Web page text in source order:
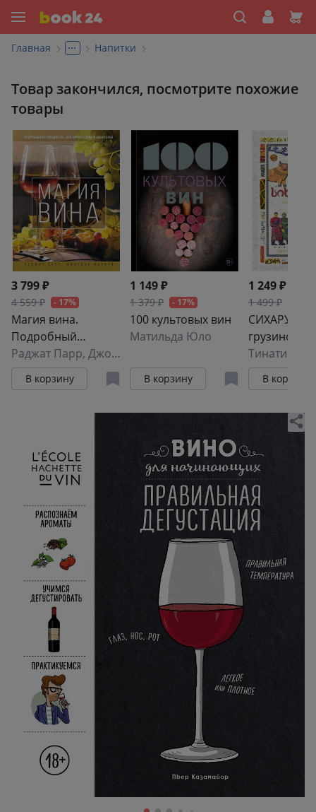
Главная ... Напитки
Товар закончился, посмотрите похожие
товары
3 799 ₽
4 559 ₽ - 17%
Магия вина.
Подробный
путеводитель для
начинающих и
любителей
Раджат Парр, Джордан Маккей
В корзину
1 149 ₽
1 379 ₽ - 17%
100 культовых вин
Матильда Юло
В корзину
1 249 ₽
1 499 ₽
СИХАРУЛИ:
грузинского
счастья
В корзину